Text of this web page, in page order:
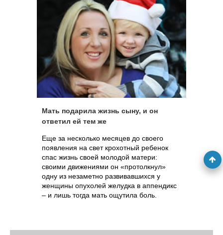
Мать подарила жизнь сыну, и он
ответил ей тем же
Еще за несколько месяцев до своего
появления на свет крохотный ребенок
спас жизнь своей молодой матери:
своими движениями он «протолкнул»
одну из незаметно развивавшихся у
женщины опухолей желудка в аппендикс
– и лишь тогда мать ощутила боль.